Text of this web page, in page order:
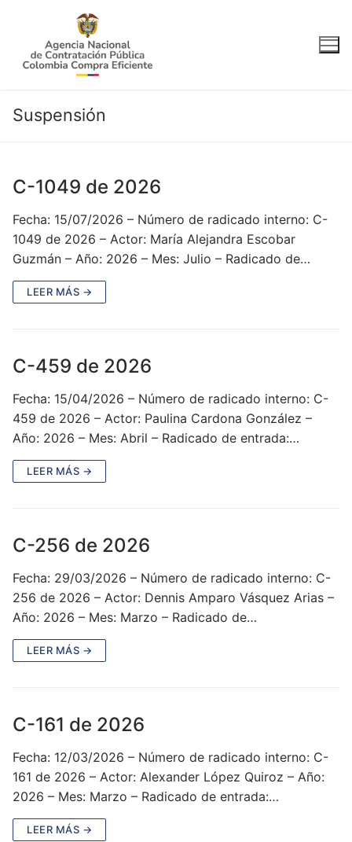
contenido
Suspensión
C-1049 de 2026
Fecha: 15/07/2026 – Número de radicado interno: C-
1049 de 2026 – Actor: María Alejandra Escobar
Guzmán – Año: 2026 – Mes: Julio – Radicado de…
LEER MÁS →
C-459 de 2026
Fecha: 15/04/2026 – Número de radicado interno: C-
459 de 2026 – Actor: Paulina Cardona González –
Año: 2026 – Mes: Abril – Radicado de entrada:…
LEER MÁS →
C-256 de 2026
Fecha: 29/03/2026 – Número de radicado interno: C-
256 de 2026 – Actor: Dennis Amparo Vásquez Arias –
Año: 2026 – Mes: Marzo – Radicado de…
LEER MÁS →
C-161 de 2026
Fecha: 12/03/2026 – Número de radicado interno: C-
161 de 2026 – Actor: Alexander López Quiroz – Año:
2026 – Mes: Marzo – Radicado de entrada:…
LEER MÁS →